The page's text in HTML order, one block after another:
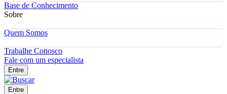
Base de Conhecimento
Sobre
Quem Somos
Trabalhe Conosco
Fale com um especialista
Entre
Entre